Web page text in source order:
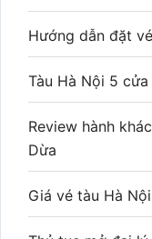
Hướng dẫn đặt
Tàu Hà Nội 5
Review hành
Dừa
Giá vé tàu Hà